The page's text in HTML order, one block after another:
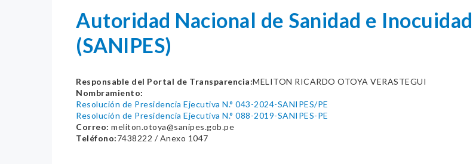
Autoridad Nacional de Sanidad e
(SANIPES)
Responsable del Portal de Transparencia:MELITON RICARDO OTOYA VERASTEGUI
Nombramiento:
Resolución de Presidencia Ejecutiva N.° 043-2024-SANIPES/PE
Resolución de Presidencia Ejecutiva N.° 088-2019-SANIPES-PE
Correo: meliton.otoya@sanipes.gob.pe
Teléfono:7438222 / Anexo 1047